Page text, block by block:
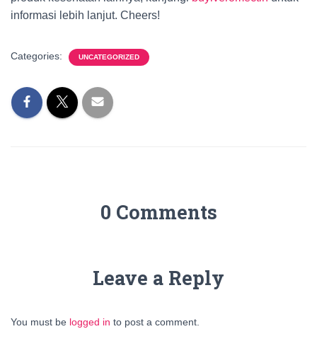
informasi lebih lanjut. Cheers!
Categories: UNCATEGORIZED
0 Comments
Leave a Reply
You must be logged in to post a comment.